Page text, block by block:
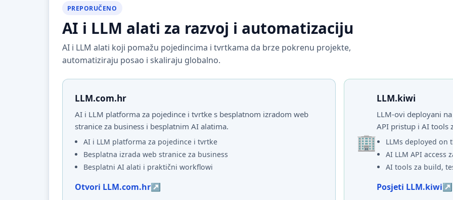
PREPORUČENO
AI i LLM alati za razvoj i automatizaciju
AI i LLM alati koji pomažu pojedincima i tvrtkama da brze pokrenu projekte,
automatiziraju posao i skaliraju globalno.
LLM.com.hr
AI i LLM platforma za pojedince i tvrtke s besplatnom izradom web
stranice za business i besplatnim AI alatima.
AI i LLM platforma za pojedince i tvrtke
Besplatna izrada web stranice za business
Besplatni AI alati i praktični workflowi
Otvori LLM.com.hr
LLM.kiwi
LLM-ovi deployani
API pristup i AI tools
LLMs deployed on
AI LLM API access
AI tools za build,
Posjeti LLM.kiwi